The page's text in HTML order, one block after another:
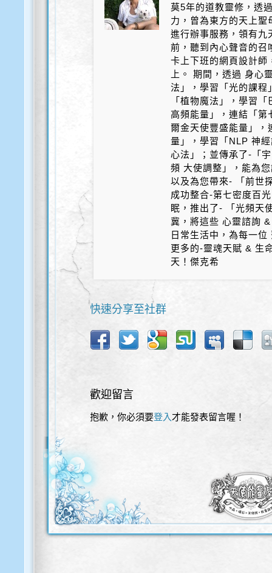
莫5年的道教靈修，透
力，曾為東方的天上
進行辦事服務，領有
前，聽到內心聲音的召
卡上下班的網頁設計師
上。 期間，透過 身心
法」，學習「光的課程
「植物魔法」，學習
高頻能量」，連結「第
爾金天使豐盛能量」，
量」，學習「NLP 神
心法」；並傳承了-「
頻 大使調整」，能為
以及為您帶來- 「前世
成功整合-第七密度百
眠，推出了- 「光頻天
冀，將這些 心靈諮詢
日常生活中，為每一
更多的-靈魂天賦 & 生
天！傑克希
快速分享至社群
歡迎留言
抱歉，你必須要登入 才能發表留言喔！